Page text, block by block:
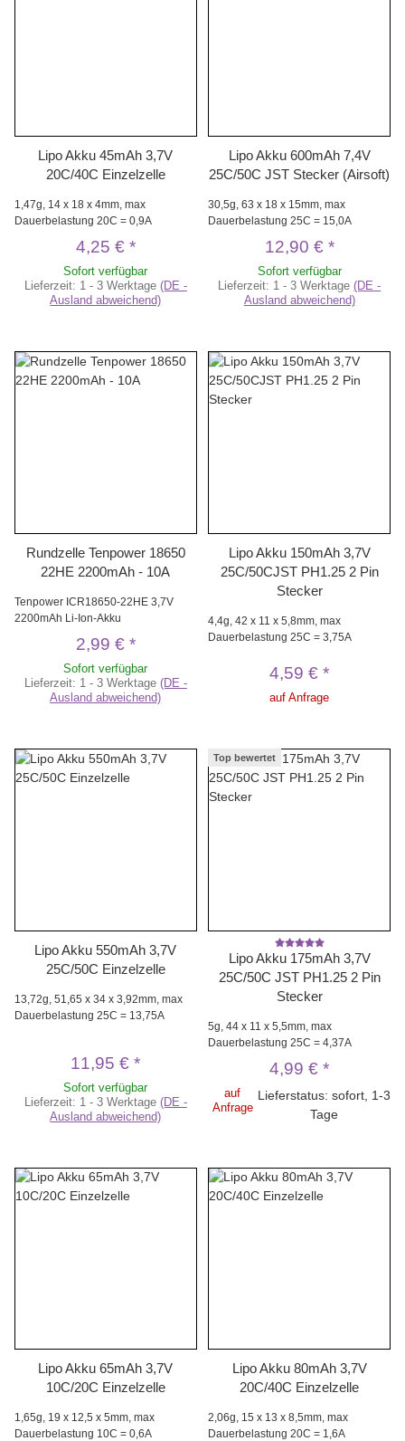
Lipo Akku 45mAh 3,7V
20C/40C Einzelzelle
1,47g, 14 x 18 x 4mm, max
Dauerbelastung 20C = 0,9A
4,25 € *
Sofort verfügbar
Lieferzeit: 1 - 3 Werktage (DE -
Ausland abweichend)
Lipo Akku 600mAh 7,4V
25C/50C JST Stecker (Airsoft)
30,5g, 63 x 18 x 15mm, max
Dauerbelastung 25C = 15,0A
12,90 € *
Sofort verfügbar
Lieferzeit: 1 - 3 Werktage(DE -
Ausland abweichend)
Rundzelle Tenpower 18650
22HE 2200mAh - 10A
Tenpower ICR18650-22HE 3,7V
2200mAh Li-Ion-Akku
2,99 € *
Sofort verfügbar
Lieferzeit: 1 - 3 Werktage (DE -
Ausland abweichend)
Lipo Akku 150mAh 3,7V
25C/50CJST PH1.25 2 Pin
Stecker
4,4g, 42 x 11 x 5,8mm, max
Dauerbelastung 25C = 3,75A
4,59 €*
auf Anfrage
Lipo Akku 550mAh 3,7V
25C/50C Einzelzelle
13,72g, 51,65 x 34 x 3,92mm, max
Dauerbelastung 25C = 13,75A
11,95 €*
Sofort verfügbar
Lieferzeit: 1 - 3 Werktage (DE -
Ausland abweichend)
Top bewertet
Lipo Akku 175mAh 3,7V
25C/50C JST PH1.25 2 Pin
Stecker
5g, 44 x 11 x 5,5mm, max
Dauerbelastung 25C = 4,37A
4,99 €*
auf
Anfrage
Lieferstatus: sofort, 1-3
Tage
Lipo Akku 65mAh 3,7V
10C/20C Einzelzelle
1,65g, 19 x 12,5 x 5mm, max
Dauerbelastung 10C = 0,6A
Lipo Akku 80mAh 3,7V
20C/40C Einzelzelle
2,06g, 15 x 13 x 8,5mm, max
Dauerbelastung 20C = 1,6A